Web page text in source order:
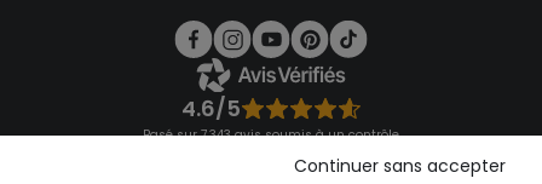
4.6/5
Basé sur 7 343 avis soumis à un contrôle
Consulter les CGUContinuer sans accepter